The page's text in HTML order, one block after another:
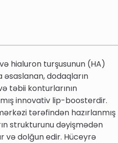
hialuron turşusunun (HA)
dodaqların
təbii konturlarının
innovativ lip-boosterdir.
tərəfindən hazırlanmış
strukturunu dəyişmədən
və dolğun edir. Hüceyrə